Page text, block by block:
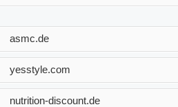
asmc.de
yesstyle.com
nutrition-discount.de